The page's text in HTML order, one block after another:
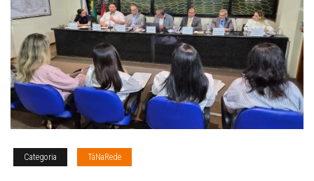
Categoria TáNaRede